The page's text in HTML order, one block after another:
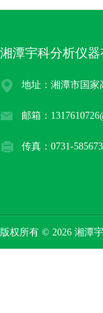
湘潭宇科分析仪器
地址：湘潭市国家
邮箱：
传真：0731-
版权所有 © 2026 湘潭